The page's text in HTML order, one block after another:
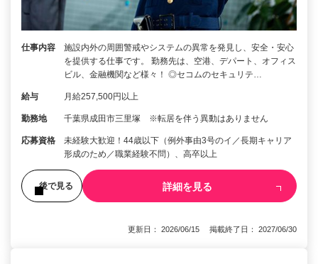
仕事内容
施設内外の周囲警戒やシステムの異常を発見し、安全・安心
を提供する仕事です。 勤務先は、空港、デパート、オフィス
ビル、金融機関など様々！ ◎セコムのセキュリテ…
給与 月給257,500円以上
勤務地 千葉県成田市三里塚 ※転居を伴う異動はありません
応募資格
未経験大歓迎！44歳以下（例外事由3号のイ／長期キャリア
形成のため／職業経験不問）、高卒以上
後で見る 詳細を見る
更新日： 2026/06/15 掲載終了日： 2027/06/30